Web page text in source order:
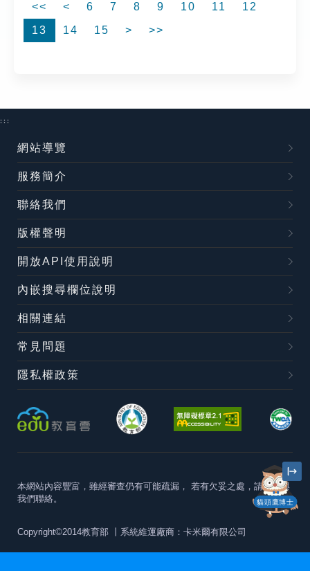
<< < 6 7 8 9 10 11
12
13
14 15 > >>
貓頭鷹博士
:::
網站導覽
服務簡介
聯絡我們
版權聲明
開放API使用說明
內嵌搜尋欄位說明
相關連結
常見問題
隱私權政策
本網站內容豐富，雖經審查仍有可能疏漏， 若有欠妥之處，請隨時與
我們聯絡。
Copyright©2014教育部 丨系統維運廠商：卡米爾有限公司